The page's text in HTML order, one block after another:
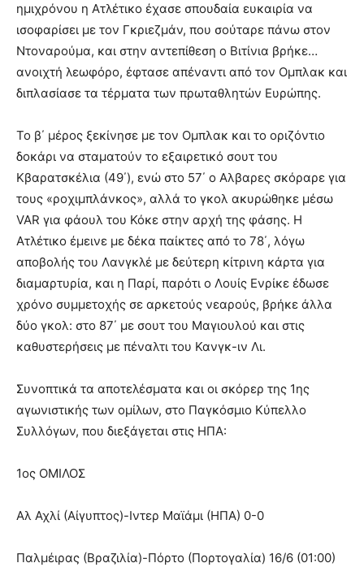
ημιχρόνου η Ατλέτικο έχασε σπουδαία ευκαιρία να
ισοφαρίσει με τον Γκριεζμάν, που σούταρε πάνω στον
Ντοναρούμα, και στην αντεπίθεση ο Βιτίνια βρήκε…
ανοιχτή λεωφόρο, έφτασε απέναντι από τον Ομπλακ και
διπλασίασε τα τέρματα των πρωταθλητών Ευρώπης.
Το β΄ μέρος ξεκίνησε με τον Ομπλακ και το οριζόντιο
δοκάρι να σταματούν το εξαιρετικό σουτ του
Κβαρατσκέλια (49΄), ενώ στο 57΄ ο Αλβαρες σκόραρε για
τους «ροχιμπλάνκος», αλλά το γκολ ακυρώθηκε μέσω
VAR για φάουλ του Κόκε στην αρχή της φάσης. Η
Ατλέτικο έμεινε με δέκα παίκτες από το 78΄, λόγω
αποβολής του Λανγκλέ με δεύτερη κίτρινη κάρτα για
διαμαρτυρία, και η Παρί, παρότι ο Λουίς Ενρίκε έδωσε
χρόνο συμμετοχής σε αρκετούς νεαρούς, βρήκε άλλα
δύο γκολ: στο 87΄ με σουτ του Μαγιουλού και στις
καθυστερήσεις με πέναλτι του Κανγκ-ιν Λι.
Συνοπτικά τα αποτελέσματα και οι σκόρερ της 1ης
αγωνιστικής των ομίλων, στο Παγκόσμιο Κύπελλο
Συλλόγων, που διεξάγεται στις ΗΠΑ:
1ος ΟΜΙΛΟΣ
Αλ Αχλί (Αίγυπτος)-Ιντερ Μαϊάμι (ΗΠΑ) 0-0
Παλμέιρας (Βραζιλία)-Πόρτο (Πορτογαλία) 16/6 (01:00)